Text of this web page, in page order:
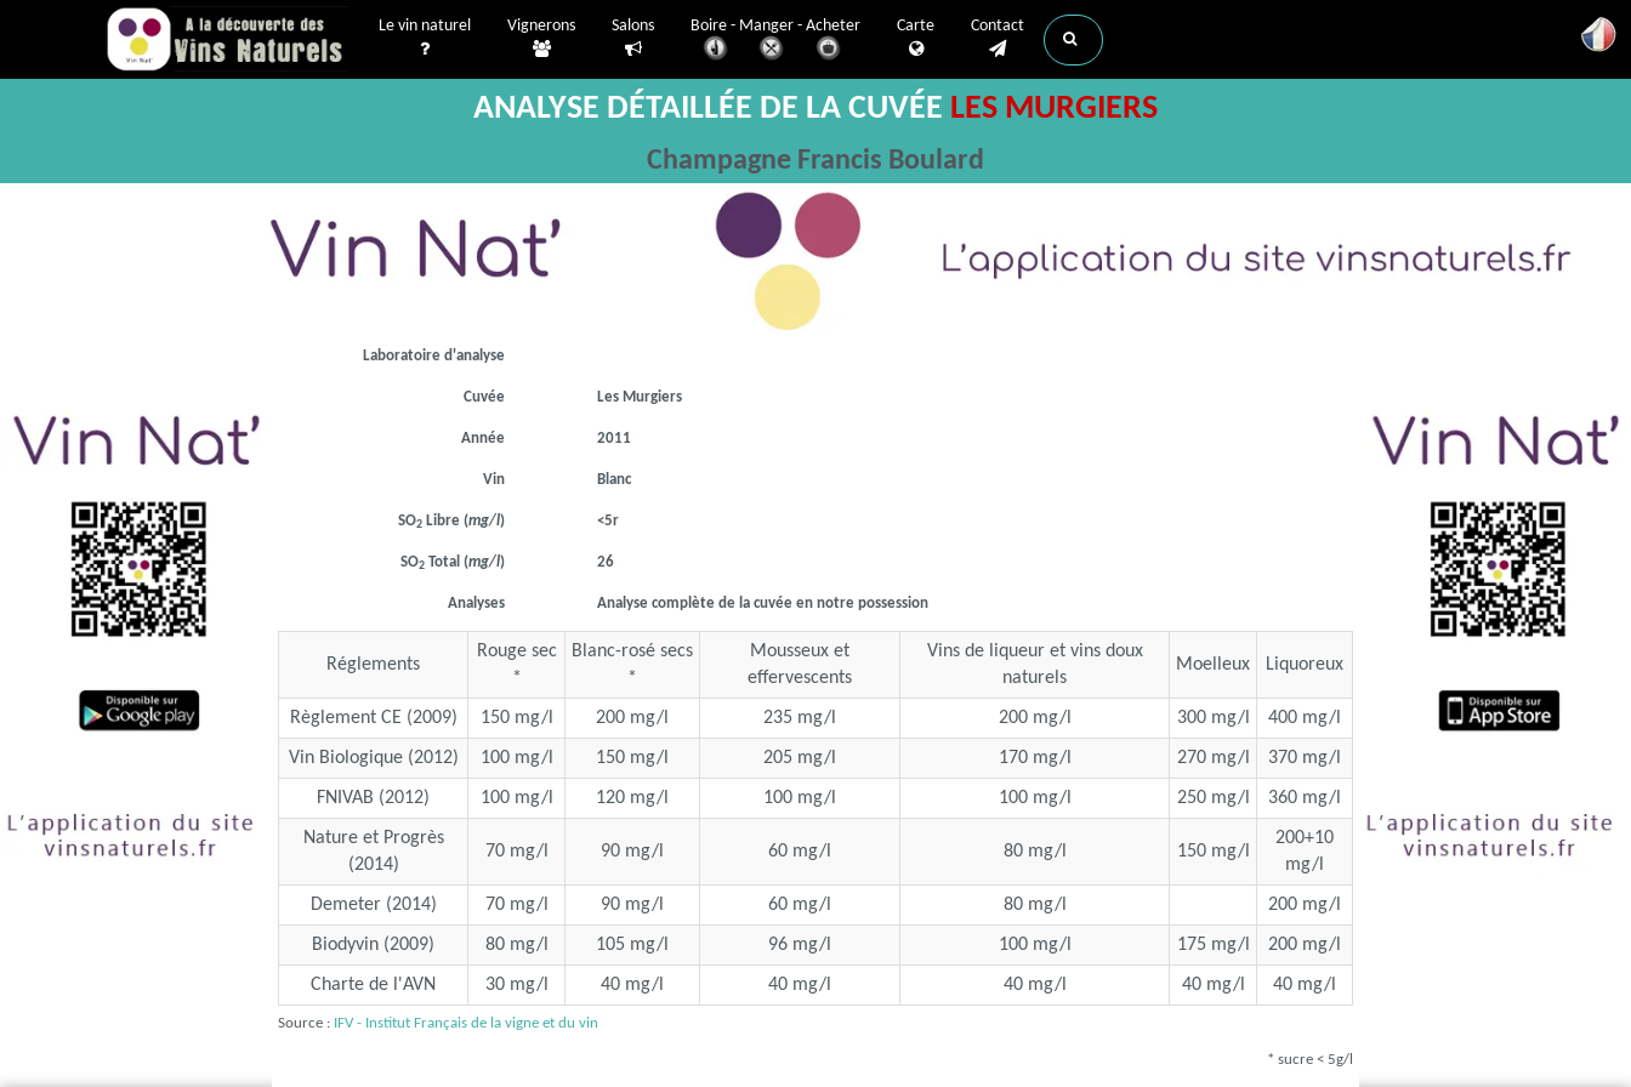
Le vin naturel Vignerons Salons Boire - Manger - Acheter Carte Contact
ANALYSE DÉTAILLÉE DE LA CUVÉE LES MURGIERS
Champagne Francis Boulard
Laboratoire d'analyse
Cuvée
Année
Vin
SO2Libre (mg/l)
SO2Total (mg/l)
Analyses
Les Murgiers
2011
Blanc
<5r
26
Analyse complète de la cuvée en notre possession
Réglements
Rouge sec
*
Blanc-rosé secs
*
Mousseux et
effervescents
Vins de liqueur et vins doux
naturels
Moelleux Liquoreux
Règlement CE (2009) 150 mg/l 200 mg/l 235 mg/l 200 mg/l 300 mg/l 400 mg/l
Vin Biologique (2012) 100 mg/l 150 mg/l 205 mg/l 170 mg/l 270 mg/l 370 mg/l
FNIVAB (2012) 100 mg/l 120 mg/l 100 mg/l 100 mg/l 250 mg/l 360 mg/l
Nature et Progrès
(2014)
70 mg/l 90 mg/l 60 mg/l 80 mg/l 150 mg/l
200+10
mg/l
Demeter (2014) 70 mg/l 90 mg/l 60 mg/l 80 mg/l 200 mg/l
Biodyvin (2009) 80 mg/l 105 mg/l 96 mg/l 100 mg/l 175 mg/l 200 mg/l
Charte de l'AVN 30 mg/l 40 mg/l 40 mg/l 40 mg/l 40 mg/l 40 mg/l
Source : IFV - Institut Français de la vigne et du vin
* sucre < 5g/l